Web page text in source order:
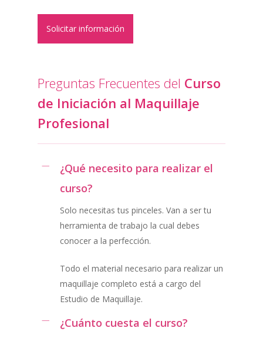
Solicitar información
Preguntas Frecuentes del Curso
de Iniciación al Maquillaje
Profesional
¿Qué necesito para realizar el
curso?
Solo necesitas tus pinceles. Van a ser tu
herramienta de trabajo la cual debes
conocer a la perfección.
Todo el material necesario para realizar un
maquillaje completo está a cargo del
Estudio de Maquillaje.
¿Cuánto cuesta el curso?